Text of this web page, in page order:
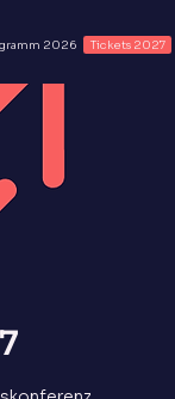
2026 Tickets 2027